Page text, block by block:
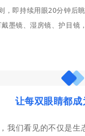
，即持续用眼20分钟后
墨镜、湿房镜、护目镜
让每双眼睛都
我们看见的不仅是